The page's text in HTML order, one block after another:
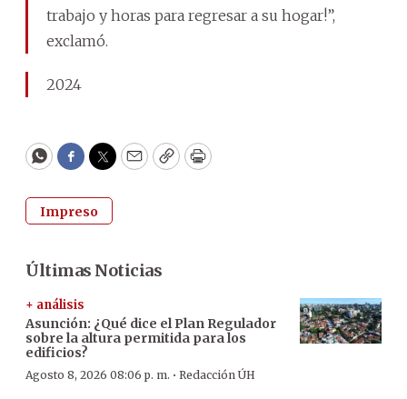
trabajo y horas para regresar a su hogar!”,
exclamó.
2024
WhatsApp
Facebook
Twitter
EmailCopyPrint
Impreso
Últimas Noticias
+ análisis
Asunción: ¿Qué dice el Plan Regulador
sobre la altura permitida para los
edificios?
Agosto 8, 2026 08:06 p. m. · Redacción ÚH